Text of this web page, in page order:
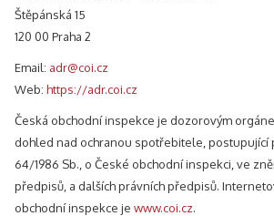
Štěpánská 15
120 00 Praha 2
Email: adr@coi.cz
Web: https://adr.coi.cz
Česká obchodní inspekce je dozorovým
dohled nad ochranou spotřebitele, postupující
64/1986 Sb., o České obchodní inspekci, ve
předpisů, a dalších právních předpisů.
obchodní inspekce je www.coi.cz.